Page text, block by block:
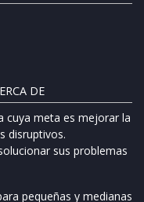
DE
cuya meta es mejorar la
disruptivos.
sus problemas
pequeñas y medianas